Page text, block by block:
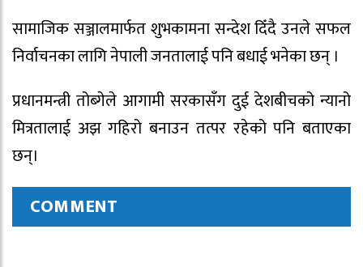
सामाजिक सञ्जालमार्फत शुभकामना सन्देश दिँदै उनले सफल
निर्वाचनका लागि नेपाली जनतालाई पनि बधाई भनेका छन् ।
प्रधानमन्त्री तोब्गेले आगामी सरकासँग दुई देशबीचको न्यानो
मित्रतालाई अझ गहिरो बनाउन तत्पर रहेको पनि बताएका
छन्।
COMMENT